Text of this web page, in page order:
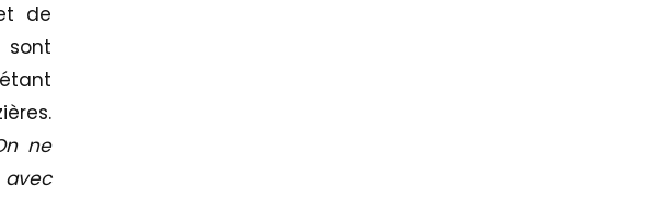
de
sont
ne
avec